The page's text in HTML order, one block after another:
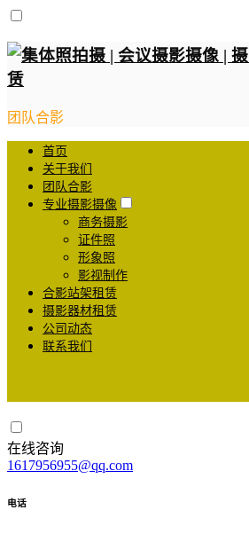
团队合影
首页
关于我们
团队合影
专业摄影摄像
商务摄影
证件照
形象照
影视制作
合影站架租赁
摄影器材租赁
公司动态
联系我们
在线咨询
1617956955@qq.com
电话